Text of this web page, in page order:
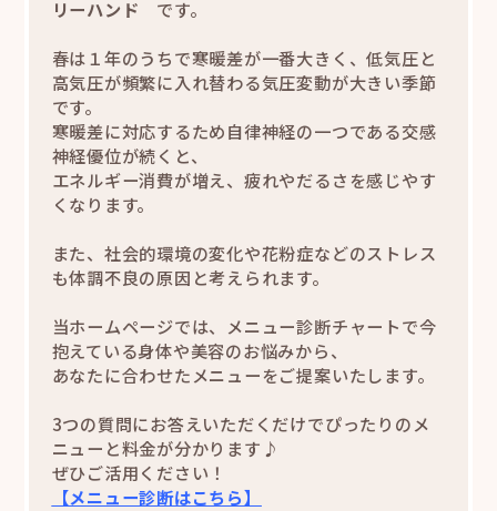
リーハンド です。
春は１年のうちで寒暖差が一番大きく、低気圧と
高気圧が頻繁に入れ替わる気圧変動が大きい季節
です。
寒暖差に対応するため自律神経の一つである交感
神経優位が続くと、
エネルギー消費が増え、疲れやだるさを感じやす
くなります。
また、社会的環境の変化や花粉症などのストレス
も体調不良の原因と考えられます。
当ホームページでは、メニュー診断チャートで今
抱えている身体や美容のお悩みから、
あなたに合わせたメニューをご提案いたします。
3つの質問にお答えいただくだけでぴったりのメ
ニューと料金が分かります♪
ぜひご活用ください！
【メニュー診断はこちら】